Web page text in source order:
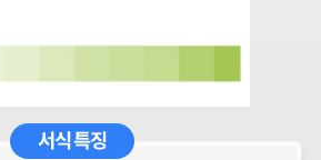
서식 특징